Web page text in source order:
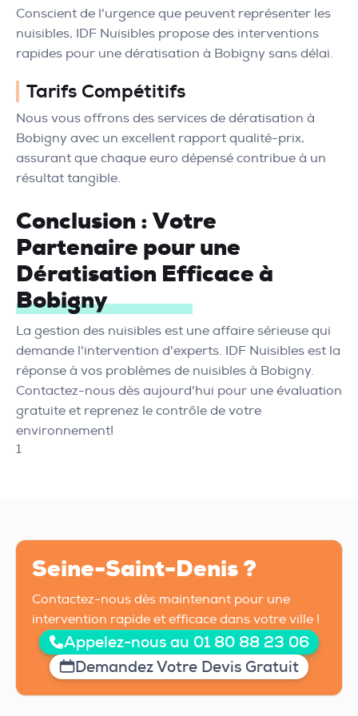
Conscient de l'urgence que peuvent représenter les
nuisibles, IDF Nuisibles propose des interventions
rapides pour une dératisation à Bobigny sans délai.
Tarifs Compétitifs
Nous vous offrons des services de dératisation à
Bobigny avec un excellent rapport qualité-prix,
assurant que chaque euro dépensé contribue à un
résultat tangible.
Conclusion : Votre
Partenaire pour une
Dératisation Efficace à
Bobigny
La gestion des nuisibles est une affaire sérieuse qui
demande l'intervention d'experts. IDF Nuisibles est la
réponse à vos problèmes de nuisibles à Bobigny.
Contactez-nous dès aujourd'hui pour une évaluation
gratuite et reprenez le contrôle de votre
environnement!
1
Seine-Saint-Denis ?
Contactez-nous dès maintenant pour une
intervention rapide et efficace dans votre ville !
Appelez-nous au 01 80 88 23 06
Demandez Votre Devis Gratuit